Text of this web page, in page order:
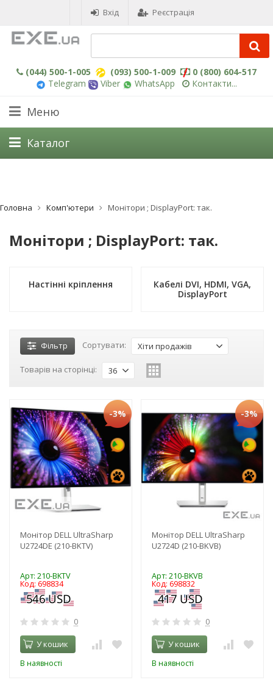
Вхід Реєстрація
(044) 500-1-005 (093) 500-1-009
0 (800) 604-517
Telegram
Viber WhatsApp Контакти...
Меню
Каталог
Головна Комп'ютери Монітори ; DisplayPort: так.
Монітори ; DisplayPort: так.
Настінні кріплення
Кабелі DVI, HDMI, VGA,
DisplayPort
Фільтр Сортувати: Хіти продажів
Товарів на сторінці: 36
-3%
Монітор DELL UltraSharp
U2724DE (210-BKTV)
Арт: 210-BKTV
Код: 698834
0
У кошик
В наявності
-3%
Монітор DELL UltraSharp
U2724D (210-BKVB)
Арт: 210-BKVB
Код: 698832
0
У кошик
В наявності